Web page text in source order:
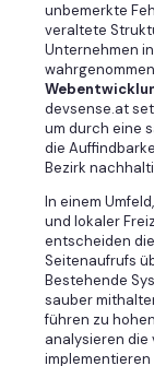
unbemerkte
veraltete
Unternehmen
devsense.at
um durch eine
die
Bezirk
In einem
und lokaler
entscheiden
Seitenaufrufs
Bestehende
sauber
führen zu
analysieren
implementieren